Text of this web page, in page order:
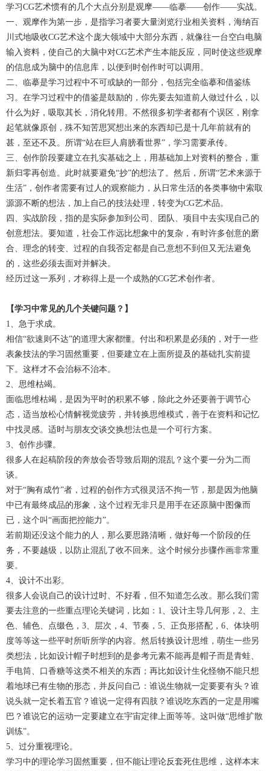
学习CG艺术惯有的几个大点分别是观摩——临摹——创作——实战。
一、观摩作为第一步，是指学习者要大量浏览行业相关资料，海纳百
川式地吸收CG艺术这个庞大领域中大部分东西，就像往一台空白电脑
输入资料，使自己的大脑中对CG艺术产生本能反应，同时使这些观摩
的信息成为脑中的信息库，以便到时创作时可以调用。
二、临摹是学习过程中不可或缺的一部分，包括完全临摹和借鉴练
习。在学习过程中的借鉴是鼓励的，你先要去知道前人做过什么，以
什么为好，吸取其长，消化转用。不然很多初学者都有个误区，刚拿
起笔就像原创，殊不知苦思冥想出来的东西却已是十几年前就有的
甚，至还不及。所谓“站在巨人肩膀看世界”，学习需要承传。
三、创作阶段要建立在扎实基础之上，用基础加上对资料的整合，重
新归零再创造。此时就要避免“抄”的想法了。然后，所谓“艺术来源于
生活”，创作者需要有过人的观察能力，从日常生活的各类事物中索取
源源不断的想法，加上自己的技法处理，转变为CG艺术品。
四、实战阶段，指的是实际参加到公司、团队、项目中去实现自己的
创意想法。要知道，社会工作远比想象中的复杂，有时许多创意的磨
合、理念的转变、过程的自我否定都是自己意想不到但又无法避免
的，这些必须去面对并解决。
经历过这一系列，才称得上是一个成熟的CG艺术创作者。
【学习中常见的几个关键问题？】
1、急于求成。
相信“欲速则不达”的道理大家都懂。付出和积累是必须的，对于一些
表象技法的学习固然重要，但要建立在上面所提及的基础扎实前提
下。这样才不会治标不治本。
2、思维枯竭。
面临思维枯竭，是因为平时的积累不够，除此之外还要善于调节心
态，适当放松心情解视觉疲劳，并转换思维模式，善于在资料和记忆
中找灵感。适时与朋友交谈交换想法也是一个可行方案。
3、创作步骤。
很多人在起稿阶段的奔放会否导致后期的混乱？这个要一分为二而
谈。
对于“胸有成竹”者，过程的创作方式很灵活不拘一节，那是因为他脑
中已有最终成品的形象，这个过程无非只是用手在还原脑中图像而
已，这个叫“画面把控能力”。
若前期还没这个能力的人，那么要思路清晰，做好每一个阶段的任
务，不要越级，以防止混乱了收不回来。这个时候分步骤作画非常重
要。
4、设计不出彩。
很多人会说自己的设计过时、不好看，但不知道怎么改。那么我们需
要去注意的一些重点理论关键词，比如：1、设计主导几何形，2、主
色、辅色、点缀色，3、层次，4、节奏，5、正负形搭配，6、体块明
度等等这一些平时所听所学的内容。然后转换设计思维，萌生一些另
类想法，比如设计帽子时想到的是参考元素不能再是帽子而是青蛙、
手电筒、口香糖等这类不相关的东西；再比如设计生化怪物不能只想
着地球已有生物的形态，并反问自己：谁说生物就一定要要有头？谁
说头就一定长着五官？谁说一定得有四肢？谁说吃东西的一定是用嘴
巴？谁说它的运动一定要建立在宇宙定律上面等等。这叫做“思维扩散
训练”。
5、过分重视理论。
学习中的理论学习固然重要，但不能让理论反套死住思维，这样本末